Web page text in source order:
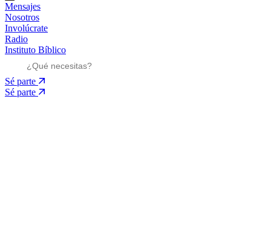
Mensajes
Nosotros
Involúcrate
Radio
Instituto Bíblico
Sé parte
Sé parte